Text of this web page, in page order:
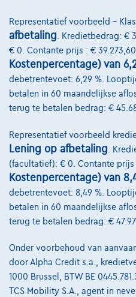
Representatief voorbeeld –
afbetaling . Kredietbedrag: €
€ 0. Contante prijs : € 39.273,60.
Kostenpercentage) van
debetrentevoet: 6,29 %.
betalen in 60 maandelijkse
terug te betalen bedrag: €
Representatief voorbeeld
Lening op afbetaling .
(facultatief): € 0. Contante prijs
Kostenpercentage) van
debetrentevoet: 8,49 %.
betalen in 60 maandelijkse
terug te betalen bedrag: €
Onder voorbehoud van
door Alpha Credit s.a.,
1000 Brussel, BTW BE
TCS Mobility S.A., agent in
Onze partners
Onze team
Contact
@2024 TCS Mobility SA/NV
Algemene Voorwaarden
Bijstandsvoorwaarden
Privacyverklaring
Cookiebeleid
Kwaliteitscharter
Site Map